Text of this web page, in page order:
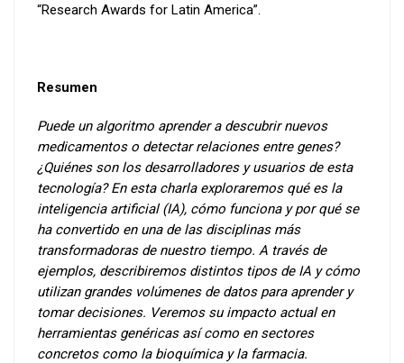
“Research Awards for Latin America”.
Resumen
Puede un algoritmo aprender a descubrir nuevos
medicamentos o detectar relaciones entre genes?
¿Quiénes son los desarrolladores y usuarios de esta
tecnología? En esta charla exploraremos qué es la
inteligencia artificial (IA), cómo funciona y por qué se
ha convertido en una de las disciplinas más
transformadoras de nuestro tiempo. A través de
ejemplos, describiremos distintos tipos de IA y cómo
utilizan grandes volúmenes de datos para aprender y
tomar decisiones. Veremos su impacto actual en
herramientas genéricas así como en sectores
concretos como la bioquímica y la farmacia.